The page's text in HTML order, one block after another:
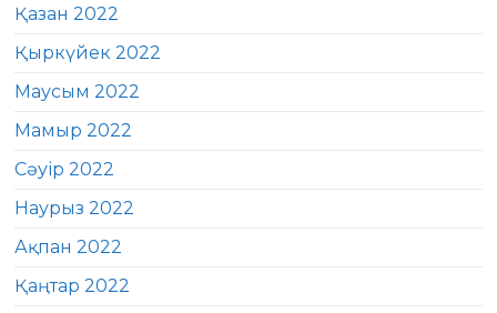
Қазан 2022
Қыркүйек 2022
Маусым 2022
Мамыр 2022
Сәуір 2022
Наурыз 2022
Ақпан 2022
Қаңтар 2022